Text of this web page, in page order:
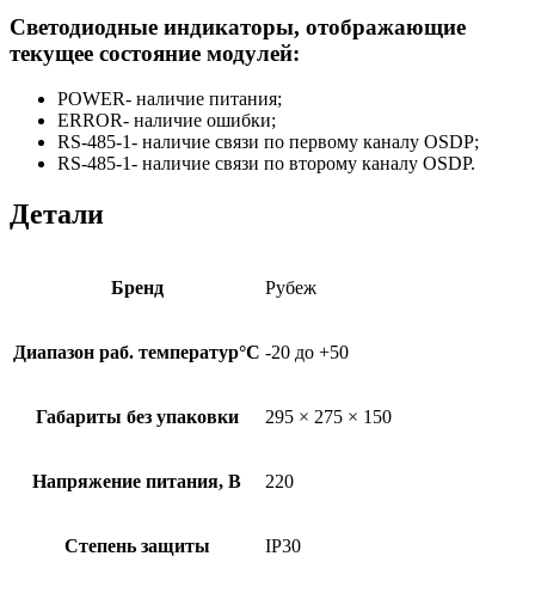
Cветодиодные индикаторы, отображающие
текущее состояние модулей:
POWER- наличие питания;
ERROR- наличие ошибки;
RS-485-1- наличие связи по первому каналу OSDP;
RS-485-1- наличие связи по второму каналу OSDP.
Детали
Бренд Рубеж
Диапазон раб. температур°С -20 до +50
Габариты без упаковки 295 × 275 × 150
Напряжение питания, В 220
Степень защиты IP30